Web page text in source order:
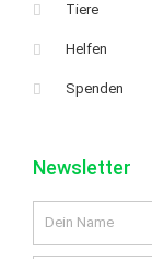
Tiere
Helfen
Spenden
Newsletter